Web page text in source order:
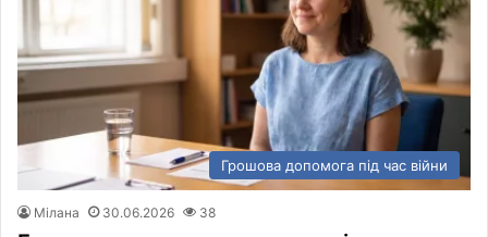
Грошова допомога під час війни
Мілана 30.06.2026 38